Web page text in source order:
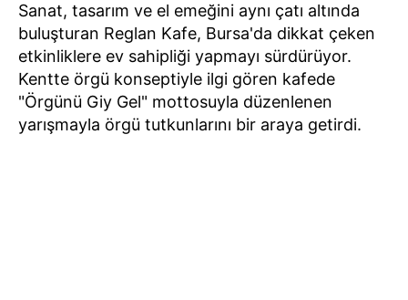
Sanat, tasarım ve el emeğini aynı çatı altında
buluşturan Reglan Kafe, Bursa'da dikkat çeken
etkinliklere ev sahipliği yapmayı sürdürüyor.
Kentte örgü konseptiyle ilgi gören kafede
"Örgünü Giy Gel" mottosuyla düzenlenen
yarışmayla örgü tutkunlarını bir araya getirdi.